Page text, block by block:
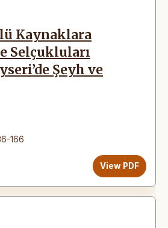
Kaynaklara
Selçukluları
Şeyh ve
166
View PDF